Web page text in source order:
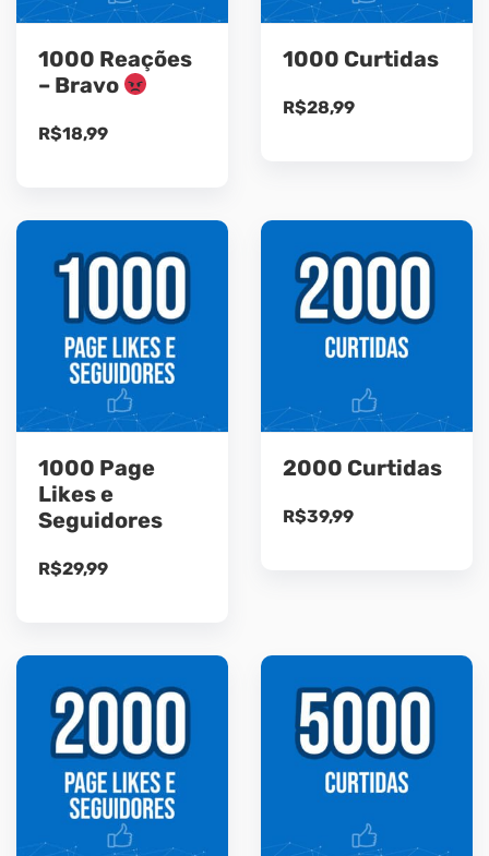
1000 Reações
– Bravo
R$18,99
1000 Curtidas
R$28,99
1000 Page
Likes e
Seguidores
R$29,99
2000 Curtidas
R$39,99